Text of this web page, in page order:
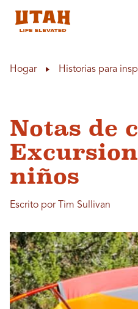
Hogar Historias para
Notas de
niños
Escrito por Tim Sullivan